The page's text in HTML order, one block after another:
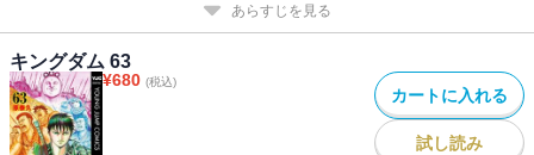
あらすじを見る
キングダム 63
¥680 (税込)
カートに入れる
試し読み